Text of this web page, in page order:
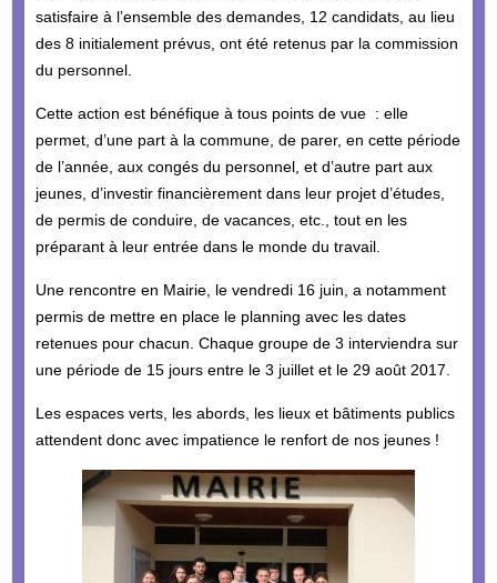
satisfaire à l’ensemble des demandes, 12 candidats, au lieu
des 8 initialement prévus, ont été retenus par la commission
du personnel.
Cette action est bénéfique à tous points de vue : elle
permet, d’une part à la commune, de parer, en cette période
de l’année, aux congés du personnel, et d’autre part aux
jeunes, d’investir financièrement dans leur projet d’études,
de permis de conduire, de vacances, etc., tout en les
préparant à leur entrée dans le monde du travail.
Une rencontre en Mairie, le vendredi 16 juin, a notamment
permis de mettre en place le planning avec les dates
retenues pour chacun. Chaque groupe de 3 interviendra sur
une période de 15 jours entre le 3 juillet et le 29 août 2017.
Les espaces verts, les abords, les lieux et bâtiments publics
attendent donc avec impatience le renfort de nos jeunes !